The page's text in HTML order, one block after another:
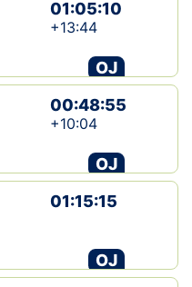
01:05:10
+13:44
OJ
00:48:55
+10:04
OJ
01:15:15
OJ